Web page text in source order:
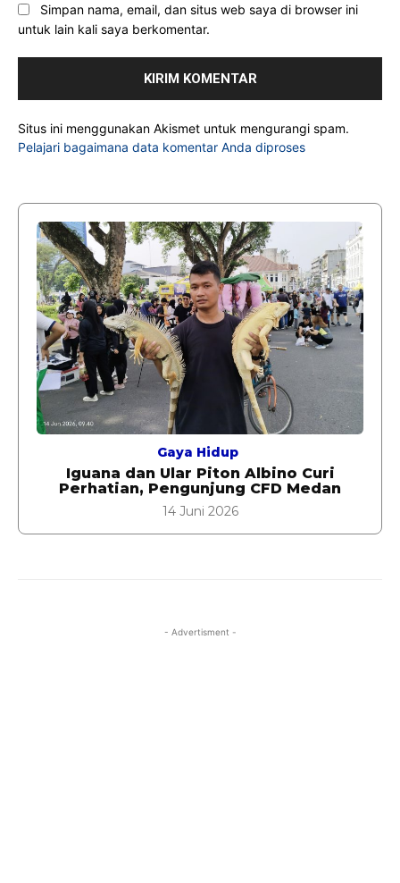
Simpan nama, email, dan situs web saya di browser ini
untuk lain kali saya berkomentar.
Situs ini menggunakan Akismet untuk mengurangi spam.
Pelajari bagaimana data komentar Anda diproses
Gaya Hidup
Iguana dan Ular Piton Albino Curi
Perhatian, Pengunjung CFD Medan
14 Juni 2026
- Advertisment -